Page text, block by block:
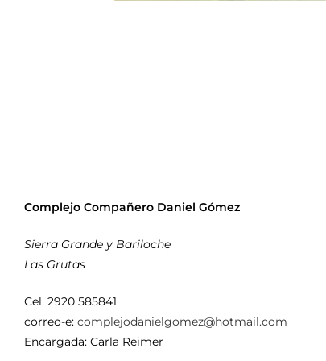
Complejo Compañero Daniel Gómez
Sierra Grande y Bariloche
Las Grutas
Cel. 2920 585841
correo-e: complejodanielgomez@hotmail.com
Encargada: Carla Reimer